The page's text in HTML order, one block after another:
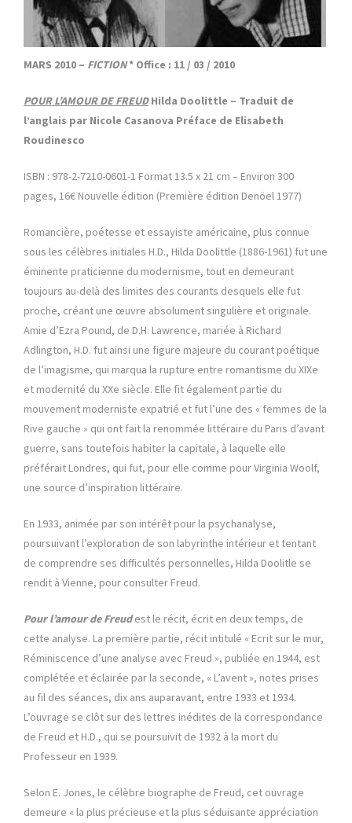
MARS 2010 – FICTION* Office : 11 / 03 / 2010
POUR L’AMOUR DE FREUD Hilda Doolittle – Traduit de
l’anglais par Nicole Casanova Préface de Elisabeth
Roudinesco
ISBN : 978-2-7210-0601-1 Format 13.5 x 21 cm – Environ 300
pages, 16€ Nouvelle édition (Première édition Denöel 1977)
Romancière, poétesse et essayiste américaine, plus connue
sous les célèbres initiales H.D., Hilda Doolittle (1886-1961) fut une
éminente praticienne du modernisme, tout en demeurant
toujours au-delà des limites des courants desquels elle fut
proche, créant une œuvre absolument singulière et originale.
Amie d’Ezra Pound, de D.H. Lawrence, mariée à Richard
Adlington, H.D. fut ainsi une figure majeure du courant poétique
de l’imagisme, qui marqua la rupture entre romantisme du XIXe
et modernité du XXe siècle. Elle fit également partie du
mouvement moderniste expatrié et fut l’une des « femmes de la
Rive gauche » qui ont fait la renommée littéraire du Paris d’avant
guerre, sans toutefois habiter la capitale, à laquelle elle
préférait Londres, qui fut, pour elle comme pour Virginia Woolf,
une source d’inspiration littéraire.
En 1933, animée par son intérêt pour la psychanalyse,
poursuivant l’exploration de son labyrinthe intérieur et tentant
de comprendre ses difficultés personnelles, Hilda Doolitle se
rendit à Vienne, pour consulter Freud.
Pour l’amour de Freudest le récit, écrit en deux temps, de
cette analyse. La première partie, récit intitulé « Ecrit sur le mur,
Réminiscence d’une analyse avec Freud », publiée en 1944, est
complétée et éclairée par la seconde, « L’avent », notes prises
au fil des séances, dix ans auparavant, entre 1933 et 1934.
L’ouvrage se clôt sur des lettres inédites de la correspondance
de Freud et H.D., qui se poursuivit de 1932 à la mort du
Professeur en 1939.
Selon E. Jones, le célèbre biographe de Freud, cet ouvrage
demeure « la plus précieuse et la plus séduisante appréciation